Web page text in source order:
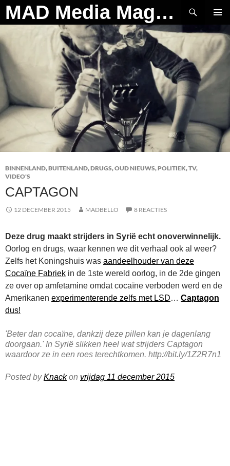
Ga
naar
inhoud
MAD Media Magazine
Zoeken
MENU
BINNENLAND,BUITENLAND,DRUGS,OUD NIEUWS,POLITIEK,TV,
VIDEO'S
CAPTAGON
12 DECEMBER 2015 MADBELLO 8 REACTIES
Deze drug maakt strijders in Syrië echt onoverwinnelijk.
Oorlog en drugs, waar kennen we dit verhaal ook al weer?
Zelfs het Koningshuis was aandeelhouder van deze
Cocaïne Fabriek in de 1ste wereld oorlog, in de 2de gingen
ze over op amfetamine omdat cocaïne verboden werd en de
Amerikanen experimenterende zelfs met LSD… Captagon
dus!
'Beter dan cocaïne, dankzij deze pillen kan je dagenlang
doorgaan.' In Syrië slikken heel wat strijders Captagon
waardoor ze in een roes terechtkomen. http://bit.ly/1Z2R7n1
Posted byKnackon vrijdag 11 december 2015